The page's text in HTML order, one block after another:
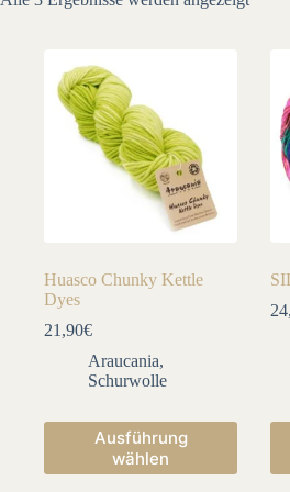
Huasco Chunky Kettle
Dyes
21,90€
Araucania,
Schurwolle
Ausführung
wählen
Dieses
Produkt
weist